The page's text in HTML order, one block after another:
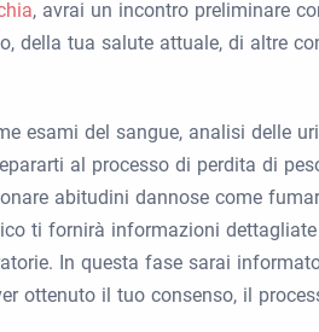
, avrai un incontro preliminare
della tua salute attuale, di altre
esami del sangue, analisi delle
al processo di perdita di
abitudini dannose come
ti fornirà informazioni
In questa fase sarai
ottenuto il tuo consenso, il